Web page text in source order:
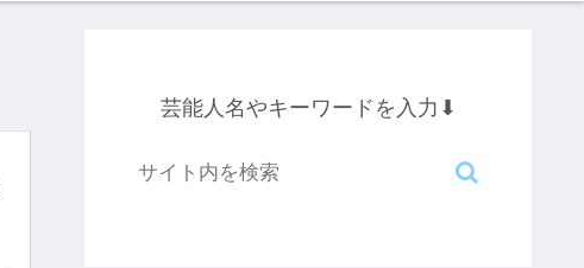
芸能人名やキーワードを入力⬇︎